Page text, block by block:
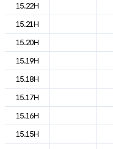
15.22H
15.21H
15.20H
15.19H
15.18H
15.17H
15.16H
15.15H